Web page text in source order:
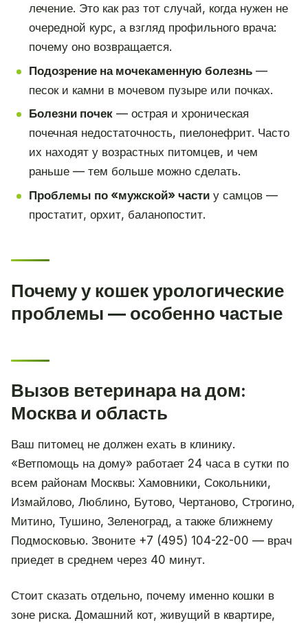
лечение. Это как раз тот случай, когда нужен не
очередной курс, а взгляд профильного врача:
почему оно возвращается.
Подозрение на мочекаменную болезнь—
песок и камни в мочевом пузыре или почках.
Болезни почек— острая и хроническая
почечная недостаточность, пиелонефрит. Часто
их находят у возрастных питомцев, и чем
раньше — тем больше можно сделать.
Проблемы по «мужской» частиу самцов —
простатит, орхит, баланопостит.
Почему у кошек урологические
проблемы — особенно частые
Вызов ветеринара на дом:
Москва и область
Ваш питомец не должен ехать в клинику.
«Ветпомощь на дому» работает 24 часа в сутки по
всем районам Москвы: Хамовники, Сокольники,
Измайлово, Люблино, Бутово, Чертаново, Строгино,
Митино, Тушино, Зеленоград, а также ближнему
Подмосковью. Звоните +7 (495) 104-22-00 — врач
приедет в среднем через 40 минут.
Стоит сказать отдельно, почему именно кошки в
зоне риска. Домашний кот, живущий в квартире,